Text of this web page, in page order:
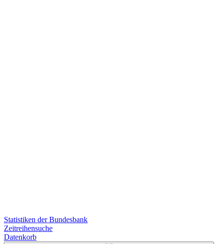
Statistiken der Bundesbank
Zeitreihensuche
Datenkorb